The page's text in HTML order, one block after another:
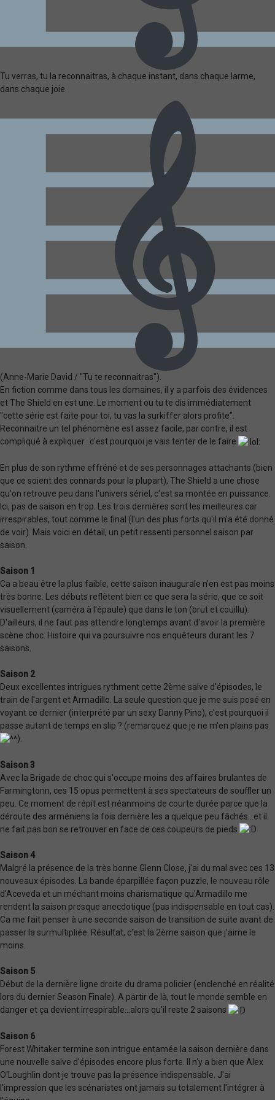
Tu verras, tu la reconnaitras, à chaque instant, dans chaque larme,
dans chaque joie
(Anne-Marie David / "Tu te reconnaitras").
En fiction comme dans tous les domaines, il y a parfois des évidences
et The Shield en est une. Le moment ou tu te dis immédiatement
"cette série est faite pour toi, tu vas la surkiffer alors profite".
Reconnaitre un tel phénomène est assez facile, par contre, il est
compliqué à expliquer...c'est pourquoi je vais tenter de le faire
En plus de son rythme effréné et de ses personnages attachants (bien
que ce soient des connards pour la plupart), The Shield a une chose
qu'on retrouve peu dans l'univers sériel, c'est sa montée en puissance.
Ici, pas de saison en trop. Les trois dernières sont les meilleures car
irrespirables, tout comme le final (l'un des plus forts qu'il m'a été donné
de voir). Mais voici en détail, un petit ressenti personnel saison par
saison.
Saison 1
Ca a beau être la plus faible, cette saison inaugurale n'en est pas moins
très bonne. Les débuts reflètent bien ce que sera la série, que ce soit
visuellement (caméra à l'épaule) que dans le ton (brut et couillu).
D'ailleurs, il ne faut pas attendre longtemps avant d'avoir la première
scène choc. Histoire qui va poursuivre nos enquêteurs durant les 7
saisons.
Saison 2
Deux excellentes intrigues rythment cette 2ème salve d'épisodes, le
train de l'argent et Armadillo. La seule question que je me suis posé en
voyant ce dernier (interprété par un sexy Danny Pino), c'est pourquoi il
passe autant de temps en slip ? (remarquez que je ne m'en plains pas
).
Saison 3
Avec la Brigade de choc qui s'occupe moins des affaires brulantes de
Farmingtonn, ces 15 opus permettent à ses spectateurs de souffler un
peu. Ce moment de répit est néanmoins de courte durée parce que la
déroute des arméniens la fois dernière les a quelque peu fâchés...et il
ne fait pas bon se retrouver en face de ces coupeurs de pieds
Saison 4
Malgré la présence de la très bonne Glenn Close, j'ai du mal avec ces 13
nouveaux épisodes. La bande éparpillée façon puzzle, le nouveau rôle
d'Aceveda et un méchant moins charismatique qu'Armadillo me
rendent la saison presque anecdotique (pas indispensable en tout cas).
Ca me fait penser à une seconde saison de transition de suite avant de
passer la surmultipliée. Résultat, c'est la 2ème saison que j'aime le
moins.
Saison 5
Début de la dernière ligne droite du drama policier (enclenché en réalité
lors du dernier Season Finale). A partir de là, tout le monde semble en
danger et ça devient irrespirable...alors qu'il reste 2 saisons
Saison 6
Forest Whitaker termine son intrigue entamée la saison dernière dans
une nouvelle salve d'épisodes encore plus forte. Il n'y a bien que Alex
O'Loughlin dont je trouve pas la présence indispensable. J'ai
l'impression que les scénaristes ont jamais su totalement l'intégrer à